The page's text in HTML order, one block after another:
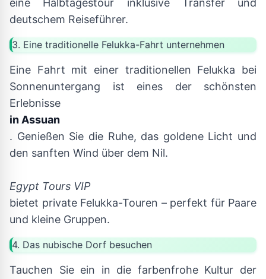
eine Halbtagestour inklusive Transfer und
deutschem Reiseführer.
3. Eine traditionelle Felukka-Fahrt unternehmen
Eine Fahrt mit einer traditionellen Felukka bei
Sonnenuntergang ist eines der schönsten
Erlebnisse
in Assuan
. Genießen Sie die Ruhe, das goldene Licht und
den sanften Wind über dem Nil.
Egypt Tours VIP
bietet private Felukka-Touren – perfekt für Paare
und kleine Gruppen.
4. Das nubische Dorf besuchen
Tauchen Sie ein in die farbenfrohe Kultur der